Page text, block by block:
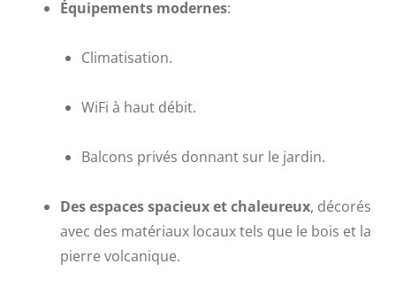
Équipements modernes:
Climatisation.
WiFi à haut débit.
Balcons privés donnant sur le jardin.
Des espaces spacieux et chaleureux, décorés
avec des matériaux locaux tels que le bois et la
pierre volcanique.